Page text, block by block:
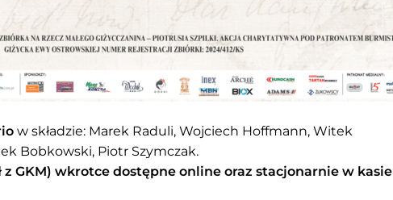
w składzie: Marek Raduli, Wojciech Hoffmann, Witek
Bobkowski, Piotr Szymczak.
z GKM) wkrotce dostępne online oraz stacjonarnie w kasie